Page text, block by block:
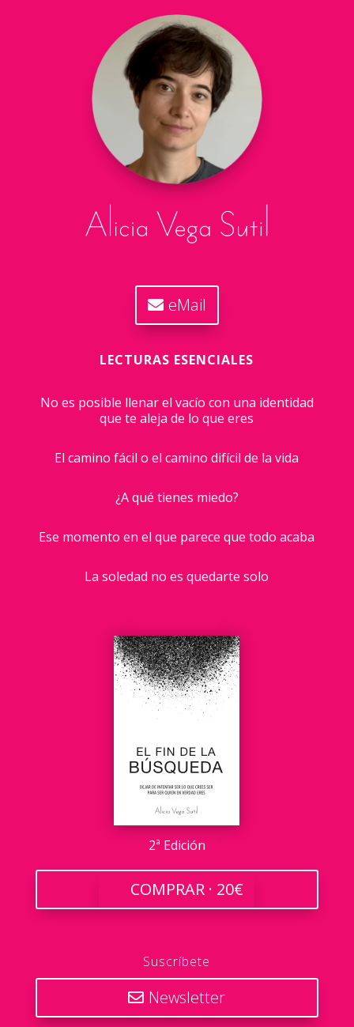
eMail
LECTURAS ESENCIALES
No es posible llenar el vacío con una identidad
que te aleja de lo que eres
El camino fácil o el camino difícil de la vida
¿A qué tienes miedo?
Ese momento en el que parece que todo acaba
La soledad no es quedarte solo
2ª Edición
COMPRAR · 20€
Suscríbete
Newsletter